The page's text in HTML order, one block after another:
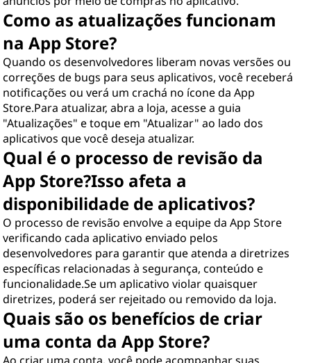
Como as atualizações funcionam
na App Store?
Quando os desenvolvedores liberam novas versões ou
correções de bugs para seus aplicativos, você receberá
notificações ou verá um crachá no ícone da App
Store.Para atualizar, abra a loja, acesse a guia
"Atualizações" e toque em "Atualizar" ao lado dos
aplicativos que você deseja atualizar.
Qual é o processo de revisão da
App Store?Isso afeta a
disponibilidade de aplicativos?
O processo de revisão envolve a equipe da App Store
verificando cada aplicativo enviado pelos
desenvolvedores para garantir que atenda a diretrizes
específicas relacionadas à segurança, conteúdo e
funcionalidade.Se um aplicativo violar quaisquer
diretrizes, poderá ser rejeitado ou removido da loja.
Quais são os benefícios de criar
uma conta da App Store?